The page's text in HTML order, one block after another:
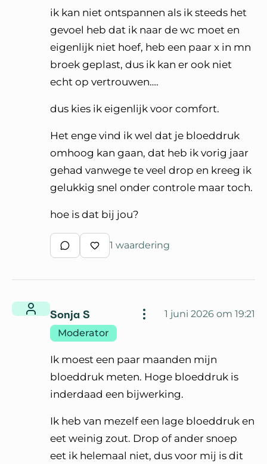
ik kan niet ontspannen als ik steeds het
gevoel heb dat ik naar de wc moet en
eigenlijk niet hoef, heb een paar x in mn
broek geplast, dus ik kan er ook niet
echt op vertrouwen….
dus kies ik eigenlijk voor comfort.
Het enge vind ik wel dat je bloeddruk
omhoog kan gaan, dat heb ik vorig jaar
gehad vanwege te veel drop en kreeg ik
gelukkig snel onder controle maar toch.
hoe is dat bij jou?
Schrijf een reactie
Waardeer reactie
1 waardering
Sonja S
1 juni 2026 om 19:21
Moderator
Ik moest een paar maanden mijn
bloeddruk meten. Hoge bloeddruk is
inderdaad een bijwerking.
Ik heb van mezelf een lage bloeddruk en
eet weinig zout. Drop of ander snoep
eet ik helemaal niet, dus voor mij is dit